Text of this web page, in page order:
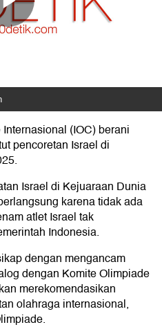
(IOC) berani
pencoretan Israel di
Israel di Kejuaraan Dunia
karena tidak ada
atlet Israel tak
Indonesia.
dengan mengancam
dengan Komite Olimpiade
merekomendasikan
olahraga internasional,